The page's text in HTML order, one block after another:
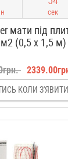
сек
мати під
(0,5 х 1,5 м)
КОЛИ